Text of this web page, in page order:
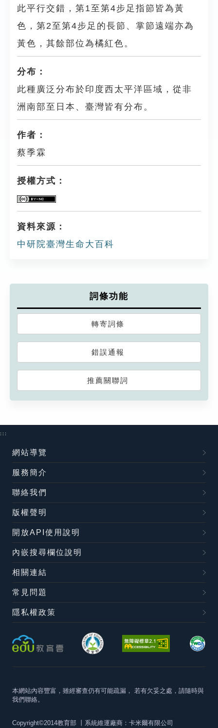
此平行交錯，第1至第4步足指節皆為黃
色，第2至第4步足的長節、掌節遠端亦為
黃色，其餘部位為橘紅色。
分布：
此種廣泛分布於印度西太平洋區域，從非
洲南部至日本、臺灣皆有分布。
作者：
蔡季霖
授權方式：
資料來源：
中研院臺灣生命大百科
詞條功能
轉寄詞條
錯誤通報
推薦關聯詞
:::
網站導覽
服務簡介
聯絡我們
版權聲明
開放API使用說明
內嵌搜尋欄位說明
相關連結
常見問題
隱私權政策
本網站內容豐富，雖經審查仍有可能疏漏， 若有欠妥之處，請隨時與
我們聯絡。
Copyright©2014教育部 丨系統維運廠商：卡米爾有限公司